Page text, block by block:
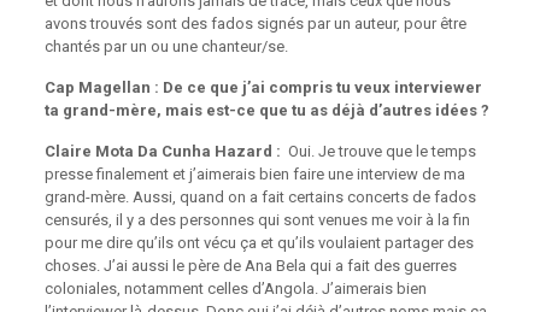
avons trouvés sont des fados signés par un auteur, pour être
chantés par un ou une chanteur/se.
Cap Magellan : De ce que j’ai compris tu veux interviewer
ta grand-mère, mais est-ce que tu as déjà d’autres idées ?
Claire Mota Da Cunha Hazard : Oui. Je trouve que le temps
presse finalement et j’aimerais bien faire une interview de ma
grand-mère. Aussi, quand on a fait certains concerts de fados
censurés, il y a des personnes qui sont venues me voir à la fin
pour me dire qu’ils ont vécu ça et qu’ils voulaient partager des
choses. J’ai aussi le père de Ana Bela qui a fait des guerres
coloniales, notamment celles d’Angola. J’aimerais bien